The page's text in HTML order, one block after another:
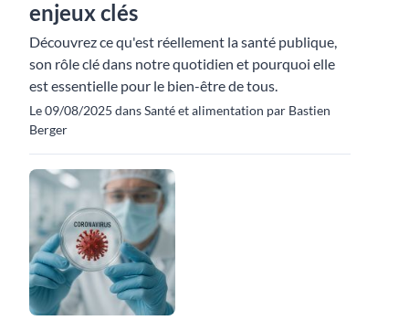
enjeux clés
Découvrez ce qu'est réellement la santé publique,
son rôle clé dans notre quotidien et pourquoi elle
est essentielle pour le bien-être de tous.
Le 09/08/2025 dans Santé et alimentation par Bastien
Berger